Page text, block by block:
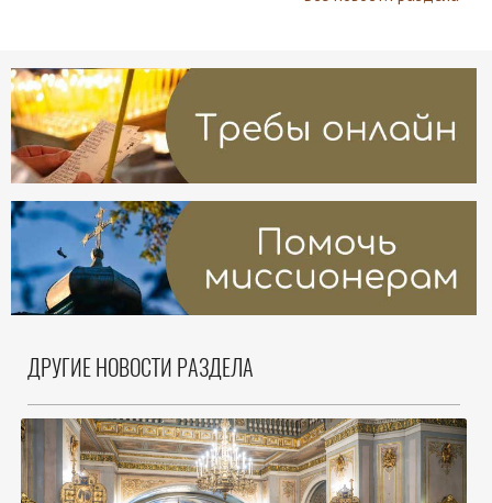
ДРУГИЕ НОВОСТИ РАЗДЕЛА